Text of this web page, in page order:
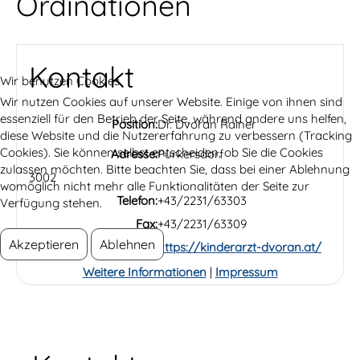
Kontakt
Position:Dr. Dvoran Rainer
Adresse:Purkersdorf
3002
Telefon:+43/2231/63303
Fax:+43/2231/63309
Website:
https://kinderarzt-dvoran.at/
Wir benutzen Cookies
Wir nutzen Cookies auf unserer Website. Einige von ihnen sind
essenziell für den Betrieb der Seite, während andere uns helfen,
diese Website und die Nutzererfahrung zu verbessern (Tracking
Cookies). Sie können selbst entscheiden, ob Sie die Cookies
zulassen möchten. Bitte beachten Sie, dass bei einer Ablehnung
womöglich nicht mehr alle Funktionalitäten der Seite zur
Verfügung stehen.
Akzeptieren Ablehnen
Weitere Informationen| Impressum